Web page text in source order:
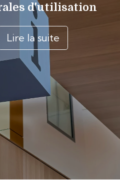
d'utilisation
Lire la suite